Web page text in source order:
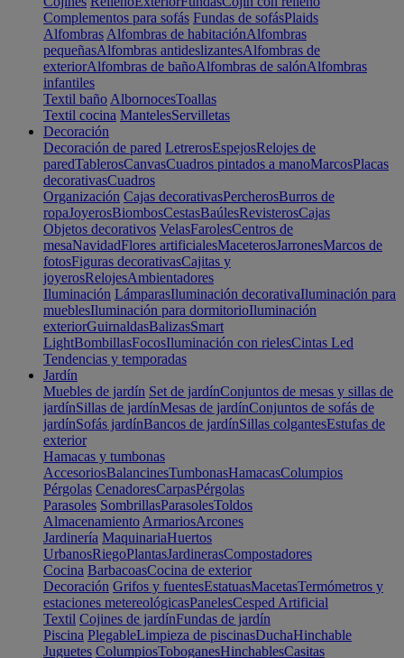
Complementos para sofás Fundas de sofásPlaids
Alfombras Alfombras de habitaciónAlfombras
pequeñasAlfombras antideslizantesAlfombras de
exteriorAlfombras de bañoAlfombras de salónAlfombras
infantiles
Textil baño AlbornocesToallas
Textil cocina MantelesServilletas
Decoración
Decoración de pared LetrerosEspejosRelojes de
paredTablerosCanvasCuadros pintados a manoMarcosPlacas
decorativasCuadros
Organización Cajas decorativasPercherosBurros de
ropaJoyerosBiombosCestasBaúlesRevisterosCajas
Objetos decorativos VelasFarolesCentros de
mesaNavidadFlores artificialesMaceterosJarronesMarcos de
fotosFiguras decorativasCajitas y
joyerosRelojesAmbientadores
Iluminación LámparasIluminación decorativaIluminación para
mueblesIluminación para dormitorioIluminación
exteriorGuirnaldasBalizasSmart
LightBombillasFocosIluminación con rielesCintas Led
Tendencias y temporadas
Jardín
Muebles de jardín Set de jardínConjuntos de mesas y sillas de
jardínSillas de jardínMesas de jardínConjuntos de sofás de
jardínSofás jardínBancos de jardínSillas colgantesEstufas de
exterior
Hamacas y tumbonas
AccesoriosBalancinesTumbonasHamacasColumpios
Pérgolas CenadoresCarpasPérgolas
Parasoles SombrillasParasolesToldos
Almacenamiento ArmariosArcones
Jardinería MaquinariaHuertos
UrbanosRiegoPlantasJardinerasCompostadores
Cocina BarbacoasCocina de exterior
Decoración Grifos y fuentesEstatuasMacetasTermómetros y
estaciones metereológicasPanelesCesped Artificial
Textil Cojines de jardínFundas de jardín
Piscina PlegableLimpieza de piscinasDuchaHinchable
Juguetes ColumpiosToboganesHinchablesCasitas